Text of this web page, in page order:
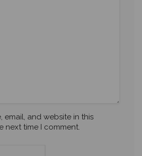
email, and website in this
next time I comment.